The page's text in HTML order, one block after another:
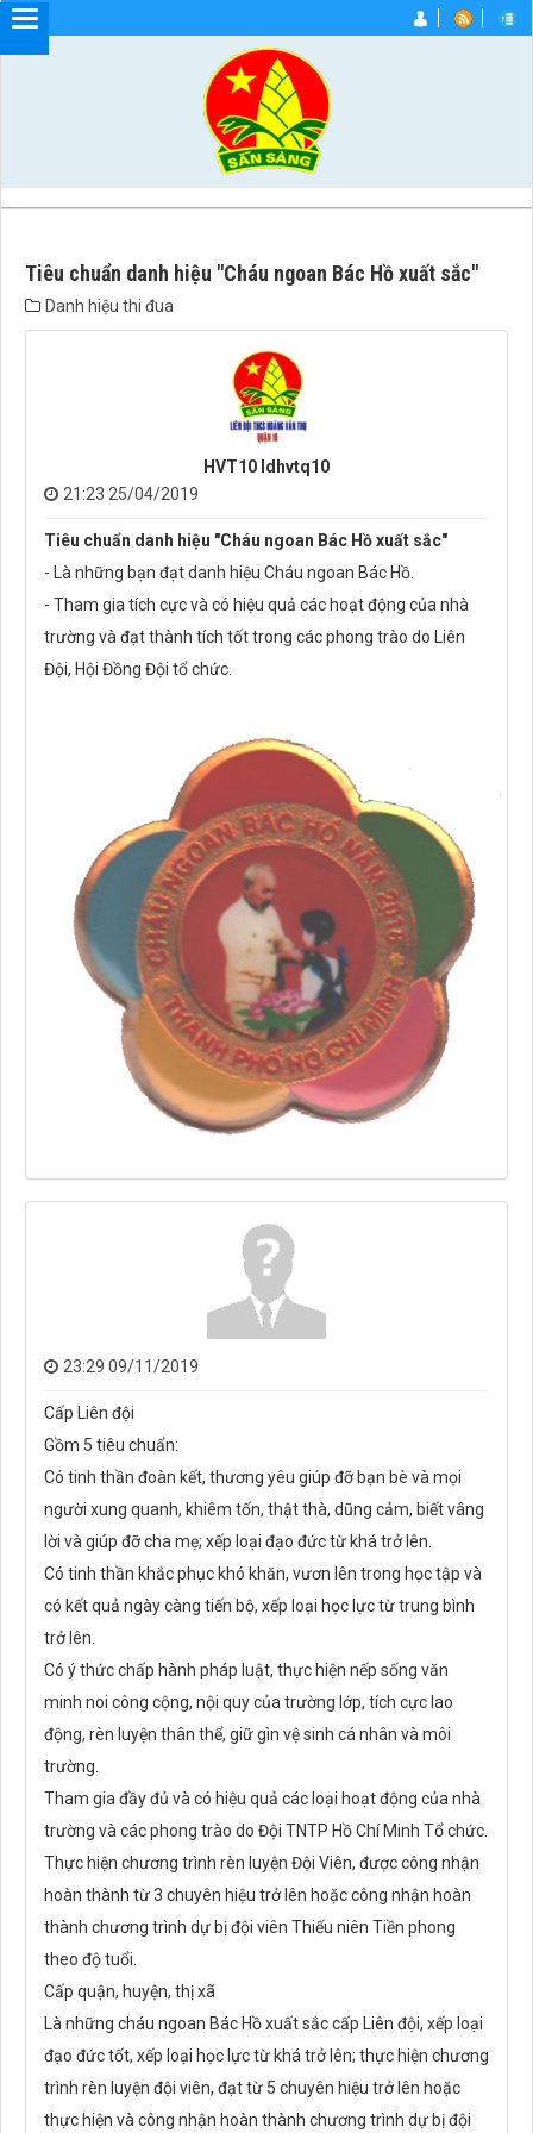
Tiêu chuẩn danh hiệu "Cháu ngoan Bác Hồ xuất sắc"
Danh hiệu thi đua
HVT10 ldhvtq10
21:23 25/04/2019
Tiêu chuẩn danh hiệu "Cháu ngoan Bác Hồ xuất sắc"
- Là những bạn đạt danh hiệu Cháu ngoan Bác Hồ.
- Tham gia tích cực và có hiệu quả các hoạt động của nhà
trường và đạt thành tích tốt trong các phong trào do Liên
Đội, Hội Đồng Đội tổ chức.
23:29 09/11/2019
Cấp Liên đội
Gồm 5 tiêu chuẩn:
Có tinh thần đoàn kết, thương yêu giúp đỡ bạn bè và mọi
người xung quanh, khiêm tốn, thật thà, dũng cảm, biết vâng
lời và giúp đỡ cha mẹ; xếp loại đạo đức từ khá trở lên.
Có tinh thần khắc phục khó khăn, vươn lên trong học tập và
có kết quả ngày càng tiến bộ, xếp loại học lực từ trung bình
trở lên.
Có ý thức chấp hành pháp luật, thực hiện nếp sống văn
minh noi công cộng, nội quy của trường lớp, tích cực lao
động, rèn luyện thân thể, giữ gìn vệ sinh cá nhân và môi
trường.
Tham gia đầy đủ và có hiệu quả các loại hoạt động của nhà
trường và các phong trào do Đội TNTP Hồ Chí Minh Tổ chức.
Thực hiện chương trình rèn luyện Đội Viên, được công nhận
hoàn thành từ 3 chuyên hiệu trở lên hoặc công nhận hoàn
thành chương trình dự bị đội viên Thiếu niên Tiền phong
theo độ tuổi.
Cấp quận, huyện, thị xã
Là những cháu ngoan Bác Hồ xuất sắc cấp Liên đội, xếp loại
đạo đức tốt, xếp loại học lực từ khá trở lên; thực hiện chương
trình rèn luyện đội viên, đạt từ 5 chuyên hiệu trở lên hoặc
thực hiện và công nhận hoàn thành chương trình dự bị đội